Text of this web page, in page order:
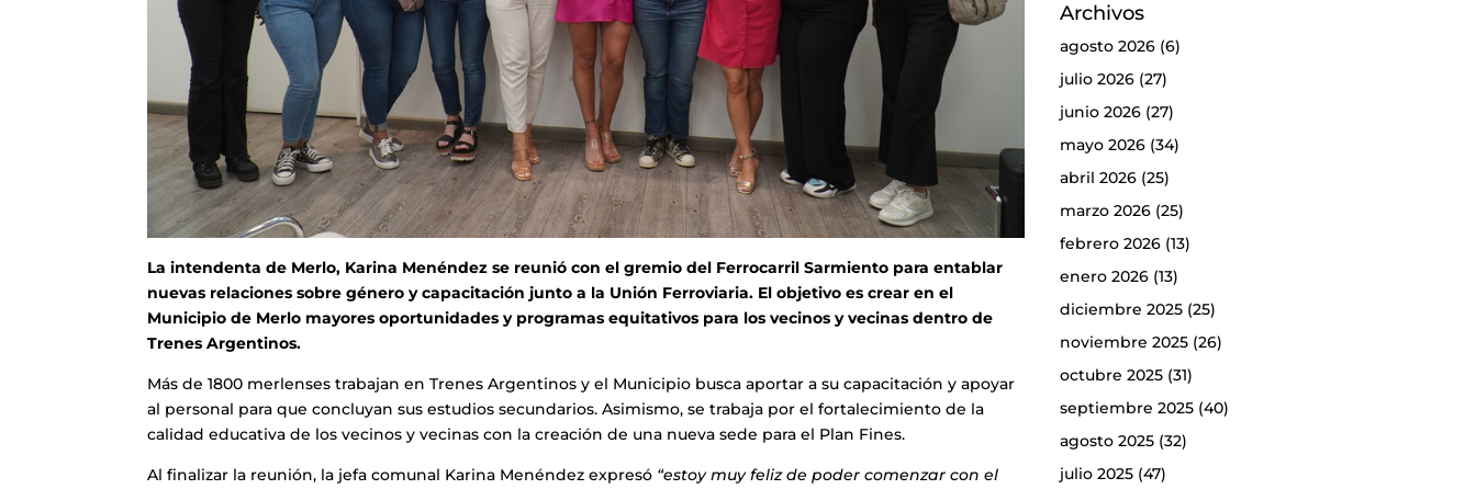
La intendenta de Merlo, Karina Menéndez se reunió con el gremio del Ferrocarril Sarmiento para entablar
nuevas relaciones sobre género y capacitación junto a la Unión Ferroviaria. El objetivo es crear en el
Municipio de Merlo mayores oportunidades y programas equitativos para los vecinos y vecinas dentro de
Trenes Argentinos.
Más de 1800 merlenses trabajan en Trenes Argentinos y el Municipio busca aportar a su capacitación y apoyar
al personal para que concluyan sus estudios secundarios. Asimismo, se trabaja por el fortalecimiento de la
calidad educativa de los vecinos y vecinas con la creación de una nueva sede para el Plan Fines.
Al finalizar la reunión, la jefa comunal Karina Menéndez expresó “estoy muy feliz de poder comenzar con el
Archivos
agosto 2026(6)
julio 2026(27)
junio 2026(27)
mayo 2026(34)
abril 2026(25)
marzo 2026(25)
febrero 2026(13)
enero 2026(13)
diciembre 2025(25)
noviembre 2025(26)
octubre 2025(31)
septiembre 2025(40)
agosto 2025(32)
julio 2025(47)